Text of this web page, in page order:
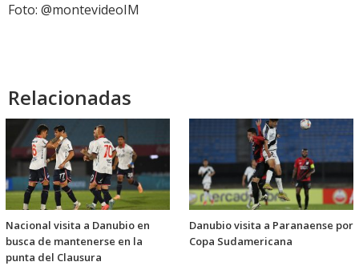
Foto: @montevideoIM
Relacionadas
Nacional visita a Danubio en
busca de mantenerse en la
punta del Clausura
Danubio visita a Paranaense por
Copa Sudamericana